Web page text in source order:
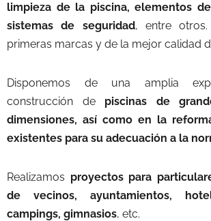
limpieza de la piscina, elementos
sistemas de seguridad, entre
primeras marcas y de la mejor calidad
Disponemos de una amplia
construcción de piscinas de
dimensiones, así como en la
existentes para su adecuación a la
Realizamos proyectos para
de vecinos, ayuntamientos,
campings, gimnasios, etc.